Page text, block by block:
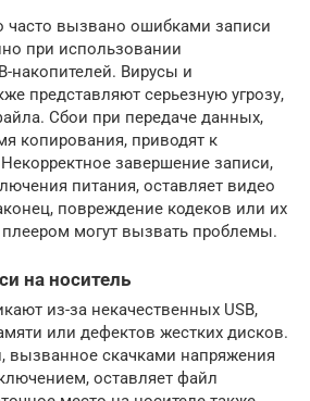
часто вызвано ошибками записи
при использовании
накопителей. Вирусы и
представляют серьезную угрозу,
Сбои при передаче данных,
копирования, приводят к
завершение записи,
питания, оставляет видео
повреждение кодеков или их
могут вызвать проблемы.
на носитель
из-за некачественных USB,
или дефектов жестких дисков.
вызванное скачками напряжения
оставляет файл